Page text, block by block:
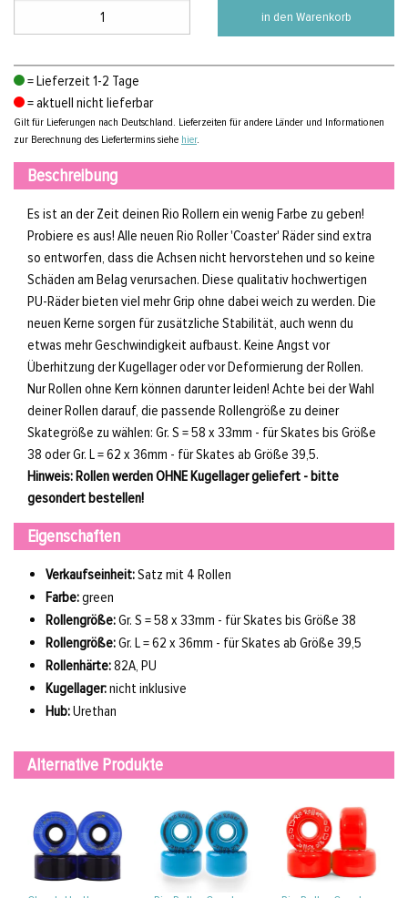
in den Warenkorb
= Lieferzeit 1-2 Tage
= aktuell nicht lieferbar
Gilt für Lieferungen nach Deutschland. Lieferzeiten für andere Länder und Informationen
zur Berechnung des Liefertermins siehe hier.
Beschreibung
Es ist an der Zeit deinen Rio Rollern ein wenig Farbe zu geben!
Probiere es aus! Alle neuen Rio Roller 'Coaster' Räder sind extra
so entworfen, dass die Achsen nicht hervorstehen und so keine
Schäden am Belag verursachen. Diese qualitativ hochwertigen
PU-Räder bieten viel mehr Grip ohne dabei weich zu werden. Die
neuen Kerne sorgen für zusätzliche Stabilität, auch wenn du
etwas mehr Geschwindigkeit aufbaust. Keine Angst vor
Überhitzung der Kugellager oder vor Deformierung der Rollen.
Nur Rollen ohne Kern können darunter leiden! Achte bei der Wahl
deiner Rollen darauf, die passende Rollengröße zu deiner
Skategröße zu wählen: Gr. S = 58 x 33mm - für Skates bis Größe
38 oder Gr. L = 62 x 36mm - für Skates ab Größe 39,5.
Hinweis: Rollen werden OHNE Kugellager geliefert - bitte
gesondert bestellen!
Eigenschaften
Verkaufseinheit:Satz mit 4 Rollen
Farbe:green
Rollengröße:Gr. S = 58 x 33mm - für Skates bis Größe 38
Rollengröße:Gr. L = 62 x 36mm - für Skates ab Größe 39,5
Rollenhärte:82A, PU
Kugellager:nicht inklusive
Hub:Urethan
Alternative Produkte